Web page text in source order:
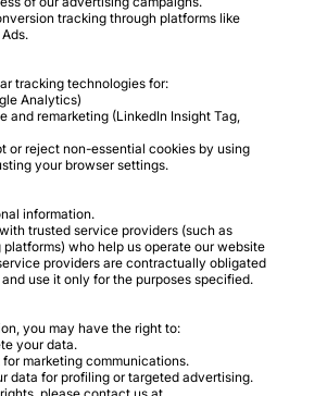
tracking through platforms like
tracking technologies for:
Analytics)
and remarketing (LinkedIn Insight Tag,
or reject non-essential cookies by using
your browser settings.
information.
trusted service providers (such as
who help us operate our website
providers are contractually obligated
use it only for the purposes specified.
you may have the right to:
your data.
marketing communications.
data for profiling or targeted advertising.